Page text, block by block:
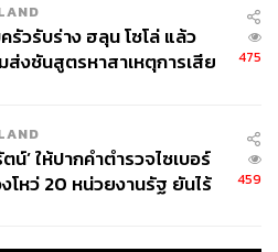
-แอบระบุแบรนด์
รัวรับร่าง ฮลุน โซโล่ แล้ว
ส่งชันสูตรหาสาเหตุการเสีย
475
ตน์’ ให้ปากคำตำรวจไซเบอร์
โหว่ 20 หน่วยงานรัฐ ยันไร้
459